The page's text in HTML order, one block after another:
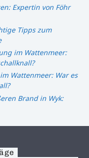
Expertin von Föhr
Tipps zum
im Wattenmeer:
Wattenmeer: War es
Brand in Wyk: